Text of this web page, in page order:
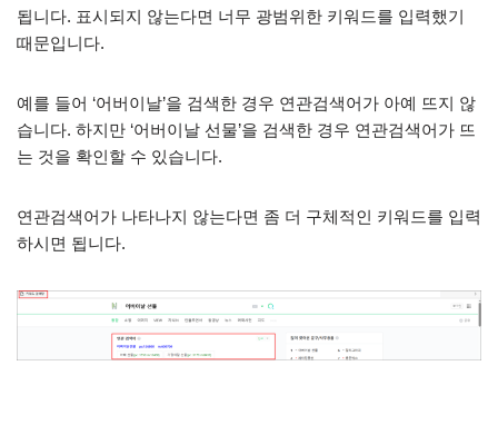
됩니다. 표시되지 않는다면 너무 광범위한 키워드를 입력했기
때문입니다.
예를 들어 ‘어버이날’을 검색한 경우 연관검색어가 아예 뜨지 않
습니다. 하지만 ‘어버이날 선물’을 검색한 경우 연관검색어가 뜨
는 것을 확인할 수 있습니다.
연관검색어가 나타나지 않는다면 좀 더 구체적인 키워드를 입력
하시면 됩니다.